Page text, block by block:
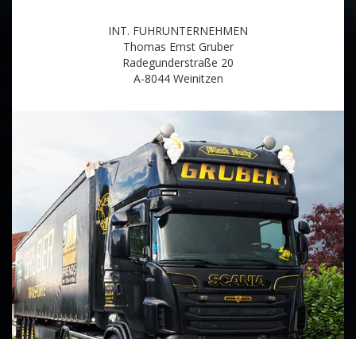
INT. FUHRUNTERNEHMEN
Thomas Ernst Gruber
Radegunderstraße 20
A-8044 Weinitzen